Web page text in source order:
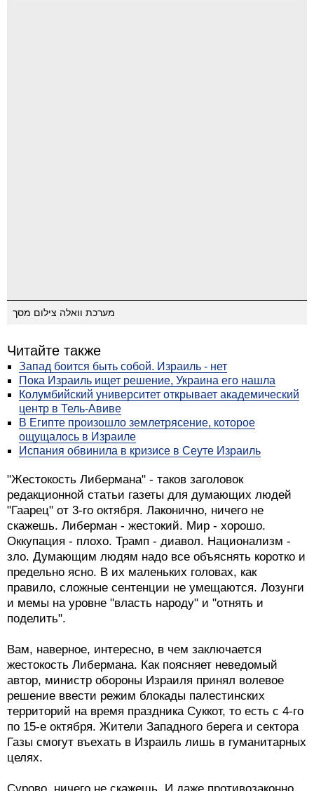
Запад боится быть собой. Израиль - нет
Пока Израиль ищет решение, Украина его нашла
Колумбийский университет открывает академический
центр в Тель-Авиве
В Египте произошло землетрясение, которое
ощущалось в Израиле
Испания обвинила в кризисе в Сеуте Израиль
"Жестокость Либермана" - таков заголовок
редакционной статьи газеты для думающих людей
"Гаарец" от 3-го октября. Лаконично, ничего не
скажешь. Либерман - жестокий. Мир - хорошо.
Оккупация - плохо. Трамп - диавол. Национализм -
зло. Думающим людям надо все объяснять коротко и
предельно ясно. В их маленьких головах, как
правило, сложные сентенции не умещаются. Лозунги
и мемы на уровне "власть народу" и "отнять и
поделить".
Вам, наверное, интересно, в чем заключается
жестокость Либермана. Как поясняет неведомый
автор, министр обороны Израиля принял волевое
решение ввести режим блокады палестинских
территорий на время праздника Суккот, то есть с 4-го
по 15-е октября. Жители Западного берега и сектора
Газы смогут въехать в Израиль лишь в гуманитарных
целях.
Сурово, ничего не скажешь. И даже противозаконно,
если верить статье. Есть, судя по всему, какой-то